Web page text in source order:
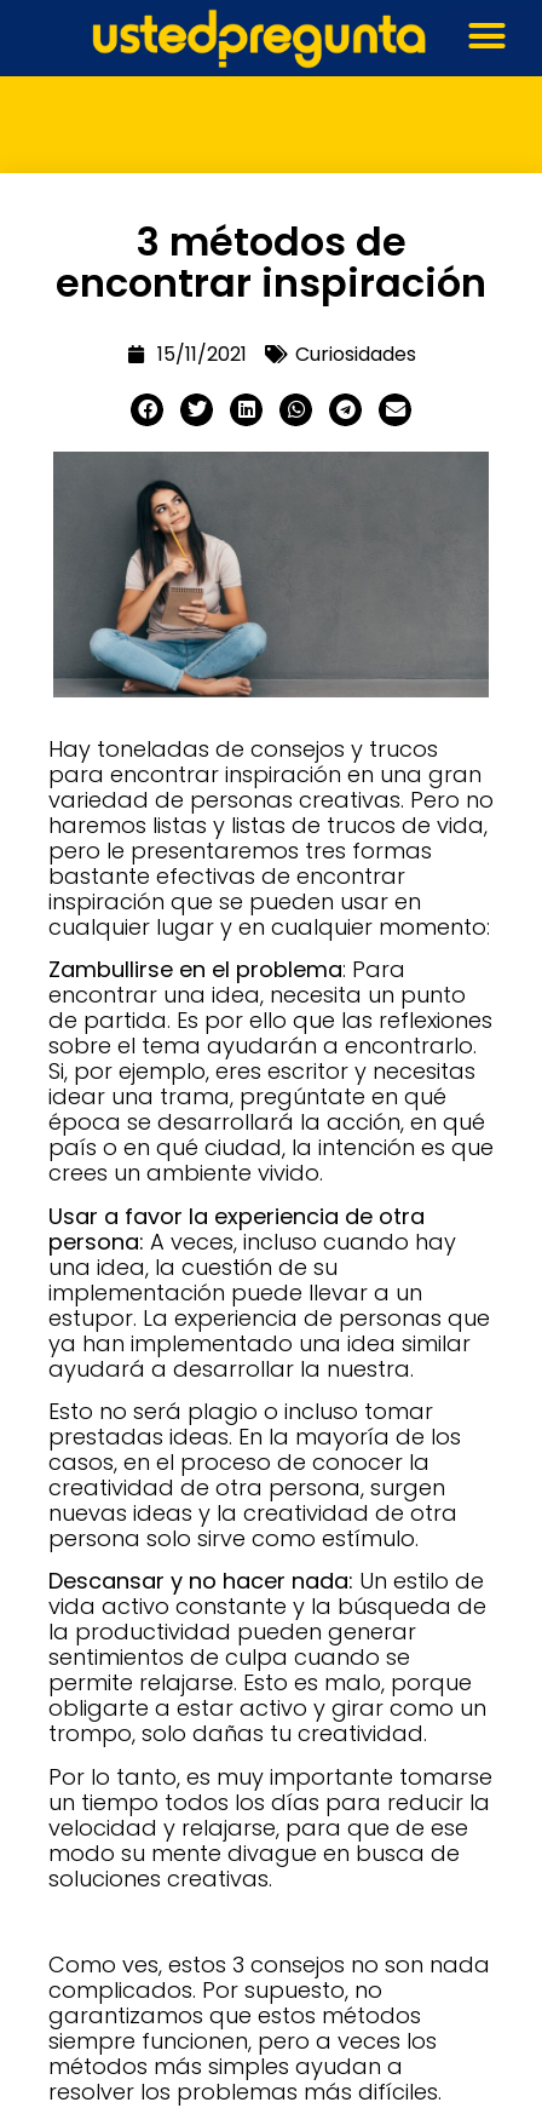
3 métodos de
encontrar inspiración
15/11/2021 Curiosidades
Hay toneladas de consejos y trucos
para encontrar inspiración en una gran
variedad de personas creativas. Pero no
haremos listas y listas de trucos de vida,
pero le presentaremos tres formas
bastante efectivas de encontrar
inspiración que se pueden usar en
cualquier lugar y en cualquier momento:
Zambullirse en el problema: Para
encontrar una idea, necesita un punto
de partida. Es por ello que las reflexiones
sobre el tema ayudarán a encontrarlo.
Si, por ejemplo, eres escritor y necesitas
idear una trama, pregúntate en qué
época se desarrollará la acción, en qué
país o en qué ciudad, la intención es que
crees un ambiente vivido.
Usar a favor la experiencia de otra
persona: A veces, incluso cuando hay
una idea, la cuestión de su
implementación puede llevar a un
estupor. La experiencia de personas que
ya han implementado una idea similar
ayudará a desarrollar la nuestra.
Esto no será plagio o incluso tomar
prestadas ideas. En la mayoría de los
casos, en el proceso de conocer la
creatividad de otra persona, surgen
nuevas ideas y la creatividad de otra
persona solo sirve como estímulo.
Descansar y no hacer nada: Un estilo de
vida activo constante y la búsqueda de
la productividad pueden generar
sentimientos de culpa cuando se
permite relajarse. Esto es malo, porque
obligarte a estar activo y girar como un
trompo, solo dañas tu creatividad.
Por lo tanto, es muy importante tomarse
un tiempo todos los días para reducir la
velocidad y relajarse, para que de ese
modo su mente divague en busca de
soluciones creativas.
Como ves, estos 3 consejos no son nada
complicados. Por supuesto, no
garantizamos que estos métodos
siempre funcionen, pero a veces los
métodos más simples ayudan a
resolver los problemas más difíciles.